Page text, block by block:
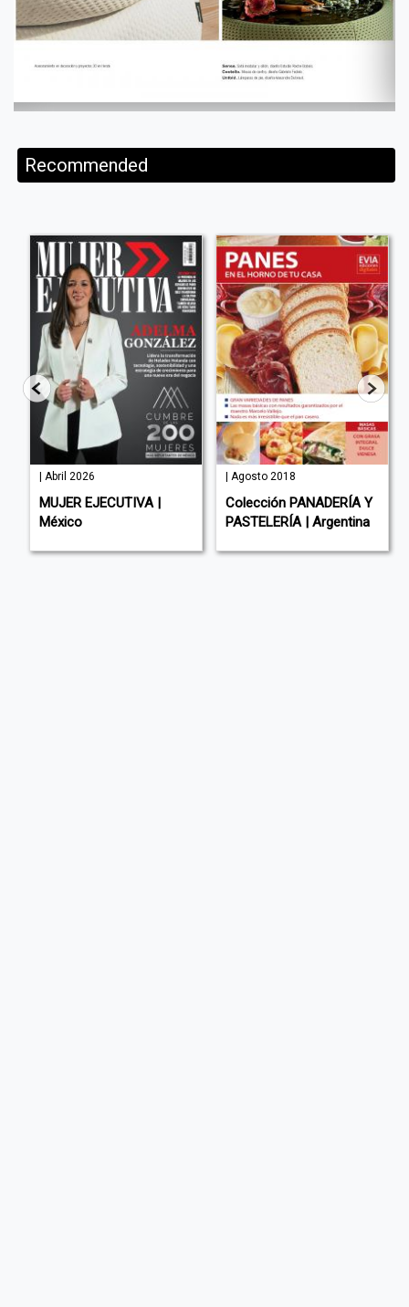
Recommended
| Abril 2026
MUJER EJECUTIVA |
México
| Agosto 2018
Colección PANADERÍA Y
PASTELERÍA | Argentina